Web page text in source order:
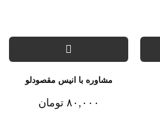
مشاوره با انیس مقصودلو
۸۰,۰۰۰ تومان